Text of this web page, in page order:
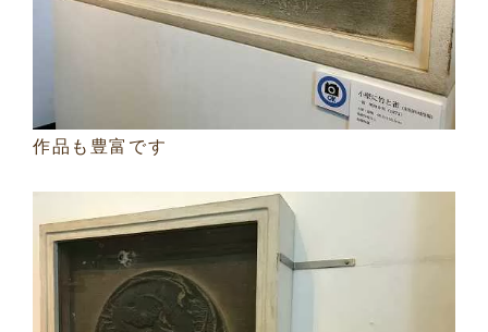
作品も豊富です